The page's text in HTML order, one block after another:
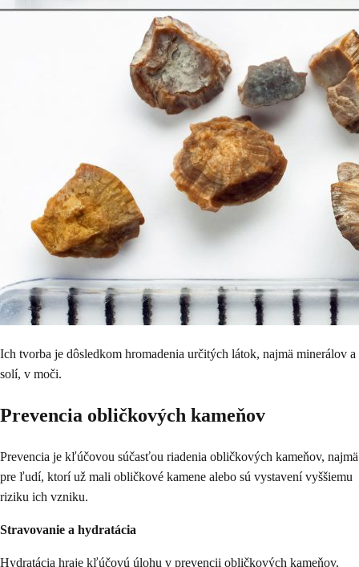
Ich tvorba je dôsledkom hromadenia určitých látok, najmä minerálov a
solí, v moči.
Prevencia obličkových kameňov
Prevencia je kľúčovou súčasťou riadenia obličkových kameňov, najmä
pre ľudí, ktorí už mali obličkové kamene alebo sú vystavení vyššiemu
riziku ich vzniku.
Stravovanie a hydratácia
Hydratácia hraje kľúčovú úlohu v prevencii obličkových kameňov.